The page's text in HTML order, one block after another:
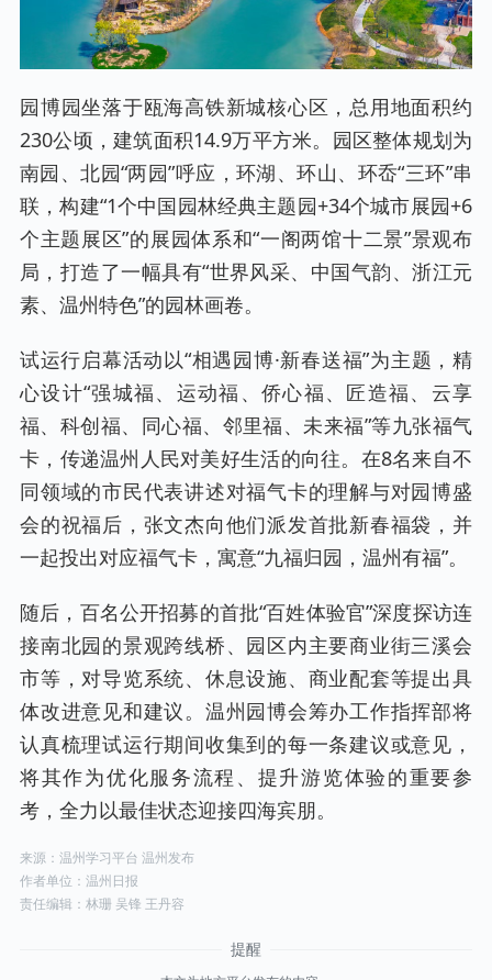
园博园坐落于瓯海高铁新城核心区，总用地面积约
230公顷，建筑面积14.9万平方米。园区整体规划为
南园、北园“两园”呼应，环湖、环山、环岙“三环”串
联，构建“1个中国园林经典主题园+34个城市展园+6
个主题展区”的展园体系和“一阁两馆十二景”景观布
局，打造了一幅具有“世界风采、中国气韵、浙江元
素、温州特色”的园林画卷。
试运行启幕活动以“相遇园博·新春送福”为主题，精
心设计“强城福、运动福、侨心福、匠造福、云享
福、科创福、同心福、邻里福、未来福”等九张福气
卡，传递温州人民对美好生活的向往。在8名来自不
同领域的市民代表讲述对福气卡的理解与对园博盛
会的祝福后，张文杰向他们派发首批新春福袋，并
一起投出对应福气卡，寓意“九福归园，温州有福”。
随后，百名公开招募的首批“百姓体验官”深度探访连
接南北园的景观跨线桥、园区内主要商业街三溪会
市等，对导览系统、休息设施、商业配套等提出具
体改进意见和建议。温州园博会筹办工作指挥部将
认真梳理试运行期间收集到的每一条建议或意见，
将其作为优化服务流程、提升游览体验的重要参
考，全力以最佳状态迎接四海宾朋。
来源：温州学习平台 温州发布
作者单位：温州日报
责任编辑：林珊 吴锋 王丹容